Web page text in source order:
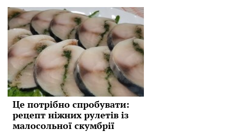
Це потрібно спробувати:
рецепт ніжних рулетів із
малосольної скумбрії